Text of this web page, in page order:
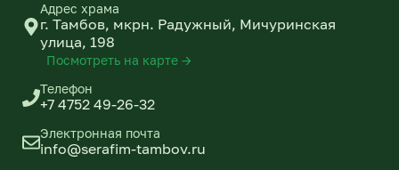
Адрес храма
г. Тамбов, мкрн. Радужный, Мичуринская
улица, 198
Посмотреть на карте →
Телефон
+7 4752 49-26-32
Электронная почта
info@serafim-tambov.ru